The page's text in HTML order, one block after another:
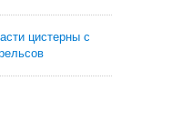
цистерны с